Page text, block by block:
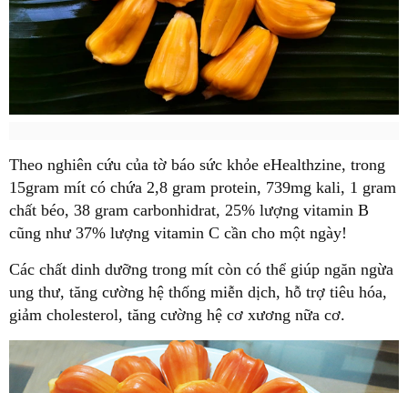
Theo nghiên cứu của tờ báo sức khỏe eHealthzine, trong
15gram mít có chứa 2,8 gram protein, 739mg kali, 1 gram
chất béo, 38 gram carbonhidrat, 25% lượng vitamin B
cũng như 37% lượng vitamin C cần cho một ngày!
Các chất dinh dưỡng trong mít còn có thể giúp ngăn ngừa
ung thư, tăng cường hệ thống miễn dịch, hỗ trợ tiêu hóa,
giảm cholesterol, tăng cường hệ cơ xương nữa cơ.